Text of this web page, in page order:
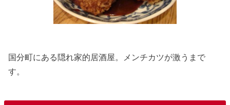
国分町にある隠れ家的居酒屋。メンチカツが激うまで
す。